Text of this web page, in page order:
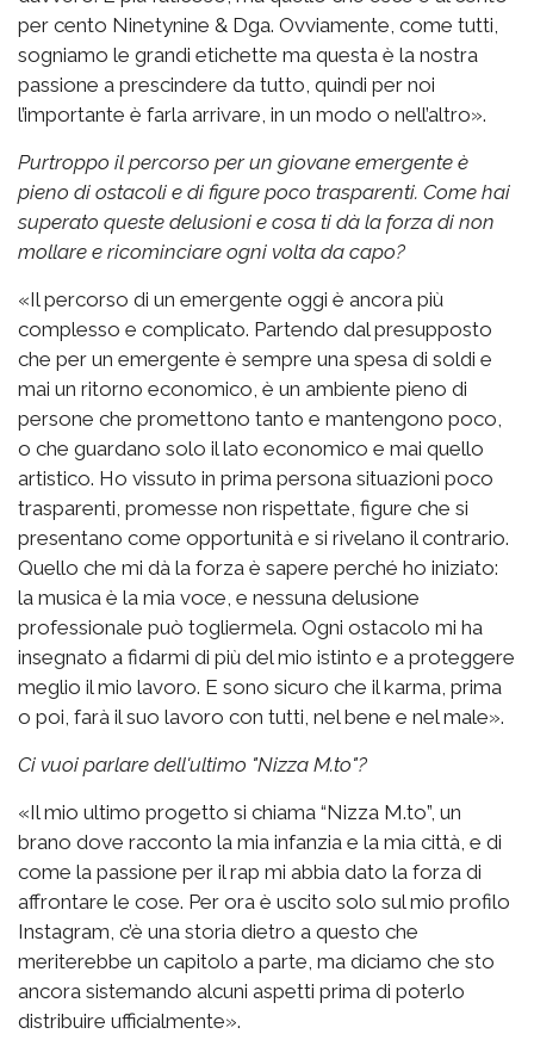
per cento Ninetynine & Dga. Ovviamente, come tutti,
sogniamo le grandi etichette ma questa è la nostra
passione a prescindere da tutto, quindi per noi
l’importante è farla arrivare, in un modo o nell’altro».
Purtroppo il percorso per un giovane emergente è
pieno di ostacoli e di figure poco trasparenti. Come hai
superato queste delusioni e cosa ti dà la forza di non
mollare e ricominciare ogni volta da capo?
«Il percorso di un emergente oggi è ancora più
complesso e complicato. Partendo dal presupposto
che per un emergente è sempre una spesa di soldi e
mai un ritorno economico, è un ambiente pieno di
persone che promettono tanto e mantengono poco,
o che guardano solo il lato economico e mai quello
artistico. Ho vissuto in prima persona situazioni poco
trasparenti, promesse non rispettate, figure che si
presentano come opportunità e si rivelano il contrario.
Quello che mi dà la forza è sapere perché ho iniziato:
la musica è la mia voce, e nessuna delusione
professionale può togliermela. Ogni ostacolo mi ha
insegnato a fidarmi di più del mio istinto e a proteggere
meglio il mio lavoro. E sono sicuro che il karma, prima
o poi, farà il suo lavoro con tutti, nel bene e nel male».
Ci vuoi parlare dell'ultimo "Nizza M.to"?
«Il mio ultimo progetto si chiama “Nizza M.to”, un
brano dove racconto la mia infanzia e la mia città, e di
come la passione per il rap mi abbia dato la forza di
affrontare le cose. Per ora è uscito solo sul mio profilo
Instagram, c’è una storia dietro a questo che
meriterebbe un capitolo a parte, ma diciamo che sto
ancora sistemando alcuni aspetti prima di poterlo
distribuire ufficialmente».